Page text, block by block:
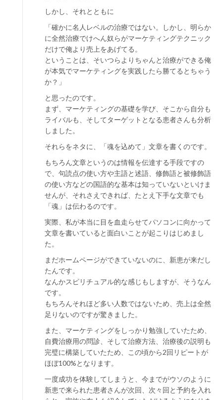
しかし、それとともに
「確かに名人レベルの治療ではない。しかし、明らか
に全然治療でけへん奴らがマーケティングテクニック
だけで俺より売上をあげてる。
ということは、そいつらよりちゃんと治療ができる俺
が本気でマーケティングを実践したら勝てるとちゃう
か？」
と思ったのです。
まず、マーケティングの基礎を学び、そこから自分も
ライバルも、そしてターゲットとなる患者さんも分析
しました。
それらをネタに、「魂を込めて」文章を書くのです。
もちろん文章というのは情報を伝達する手段ですの
で、句読点の使い方や主語と述語、修飾語と被修飾語
の使い方などの国語的な基本は知っていないといけま
せんが、それさえできれば、たとえ下手な文章でも
「魂」は伝わるのです。
実際、私が本当に目を血走らせてパソコンに向かって
文章を書いていると面白いことが起こりはじめまし
た。
まだホームページができていないのに、新患が来だし
たんです。
なんかスピリチュアル的な感じもしますが、そうなん
です。
もちろんそれほど多い人数ではないため、売上は全然
足りないのですが驚きました。
また、マーケティングをしっかり勉強していたため、
自費治療用の問診、そして治療方法、治療後の説明も
完璧に構築していたため、この頃から2回リピートが
ほぼ100%となります。
一度成功を体験してしまうと、今までがウソのように
新患で来られた患者さんが次回、次々回と予約を入れ